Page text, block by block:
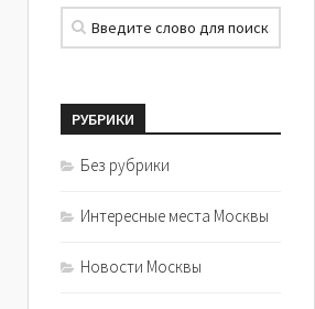
РУБРИКИ
Без рубрики
Интересные места Москвы
Новости Москвы